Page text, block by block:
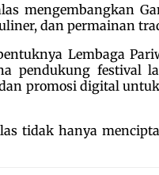
mengembangkan
dan permainan
Lembaga
pendukung festival
promosi digital
tidak hanya